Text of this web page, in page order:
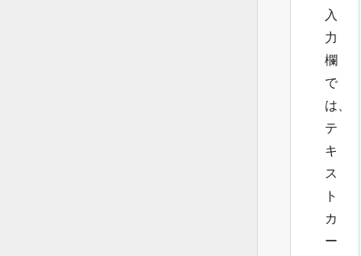
入
力
欄
で
は、
テ
キ
ス
ト
カ
ー